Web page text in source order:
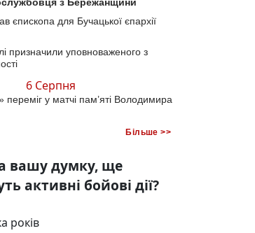
єпископа для Бучацької єпархії
призначили уповноваженого з
6 Серпня
переміг у матчі пам’яті Володимира
Більше >>
вашу думку, ще
активні бойові дії?
років